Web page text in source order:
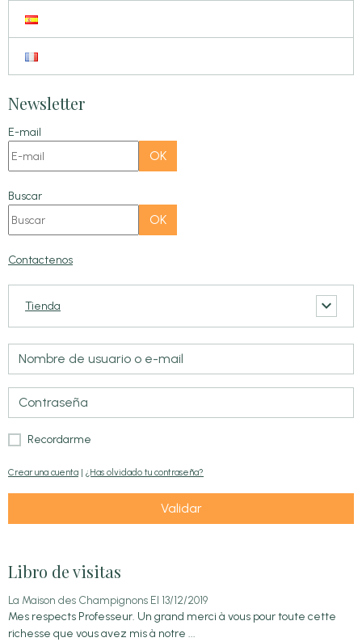
Newsletter
E-mail
OK
Buscar
OK
Contactenos
Tienda
Recordarme
Crear una cuenta | ¿Has olvidado tu contraseña?
Validar
Libro de visitas
La Maison des Champignons El 13/12/2019
Mes respects Professeur. Un grand merci à vous pour toute cette
richesse que vous avez mis à notre ...